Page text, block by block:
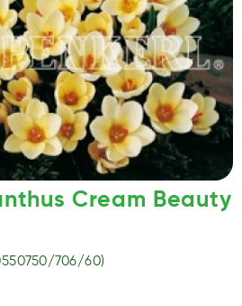
Cream Beauty
706/60)